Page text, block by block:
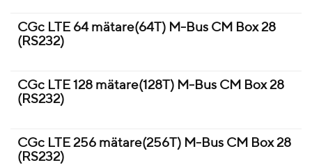
CGc LTE 64 mätare(64T) M-Bus CM Box 28
(RS232)
CGc LTE 128 mätare(128T) M-Bus CM Box 28
(RS232)
CGc LTE 256 mätare(256T) M-Bus CM Box 28
(RS232)